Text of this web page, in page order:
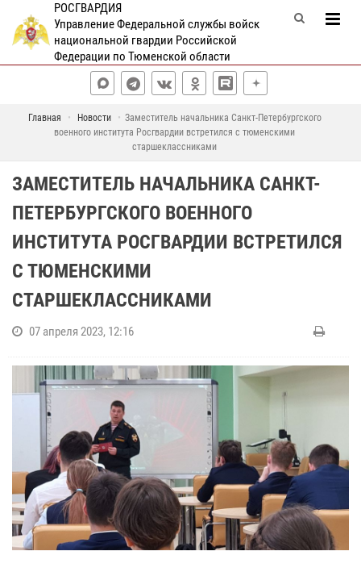
РОСГВАРДИЯ
Управление Федеральной службы войск
национальной гвардии Российской
Федерации по Тюменской области
Главная Новости
Заместитель начальника Санкт-Петербургского
военного института Росгвардии встретился с тюменскими
старшеклассниками
ЗАМЕСТИТЕЛЬ НАЧАЛЬНИКА САНКТ-
ПЕТЕРБУРГСКОГО ВОЕННОГО
ИНСТИТУТА РОСГВАРДИИ ВСТРЕТИЛСЯ
С ТЮМЕНСКИМИ
СТАРШЕКЛАССНИКАМИ
07 апреля 2023, 12:16